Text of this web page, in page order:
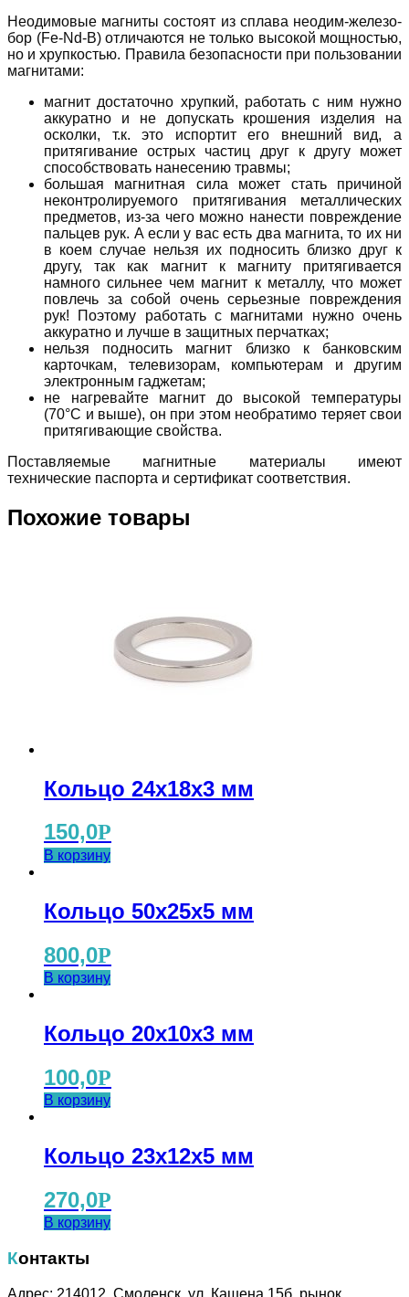
Неодимовые магниты состоят из сплава неодим-железо-
бор (Fe-Nd-B) отличаются не только высокой мощностью,
но и хрупкостью. Правила безопасности при пользовании
магнитами:
магнит достаточно хрупкий, работать с ним нужно
аккуратно и не допускать крошения изделия на
осколки, т.к. это испортит его внешний вид, а
притягивание острых частиц друг к другу может
способствовать нанесению травмы;
большая магнитная сила может стать причиной
неконтролируемого притягивания металлических
предметов, из-за чего можно нанести повреждение
пальцев рук. А если у вас есть два магнита, то их ни
в коем случае нельзя их подносить близко друг к
другу, так как магнит к магниту притягивается
намного сильнее чем магнит к металлу, что может
повлечь за собой очень серьезные повреждения
рук! Поэтому работать с магнитами нужно очень
аккуратно и лучше в защитных перчатках;
нельзя подносить магнит близко к банковским
карточкам, телевизорам, компьютерам и другим
электронным гаджетам;
не нагревайте магнит до высокой температуры
(70°C и выше), он при этом необратимо теряет свои
притягивающие свойства.
Поставляемые магнитные материалы имеют
технические паспорта и сертификат соответствия.
Похожие товары
Кольцо 24x18x3 мм
150,0Р
В корзину
Кольцо 50x25x5 мм
800,0Р
В корзину
Кольцо 20x10x3 мм
100,0Р
В корзину
Кольцо 23x12x5 мм
270,0Р
В корзину
Контакты
Адрес: 214012, Смоленск, ул. Кашена 15б, рынок